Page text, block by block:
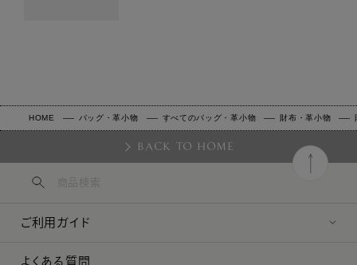
HOME バッグ・革小物 すべてのバッグ・革小物 財布・革小物
BACK TO HOME
ご利用ガイド
よくある質問